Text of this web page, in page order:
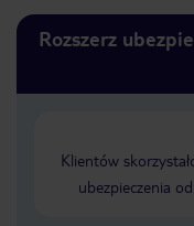
Rozszerz
Klientów
ubezpieczenia